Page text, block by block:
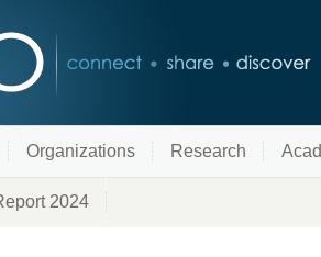
Organizations Research
2024